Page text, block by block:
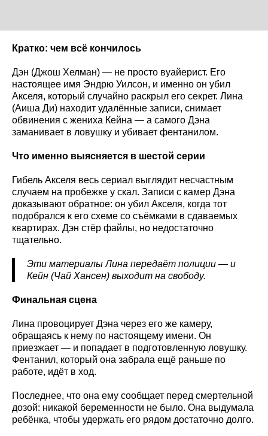
Кратко: чем всё кончилось
Дэн (Джош Хелман) — не просто вуайерист. Его
настоящее имя Эндрю Уилсон, и именно он убил
Акселя, который случайно раскрыл его секрет. Лина
(Аиша Ди) находит удалённые записи, снимает
обвинения с жениха Кейна — а самого Дэна
заманивает в ловушку и убивает фентанилом.
Что именно выясняется в шестой серии
Гибель Акселя весь сериал выглядит несчастным
случаем на пробежке у скал. Записи с камер Дэна
доказывают обратное: он убил Акселя, когда тот
подобрался к его схеме со съёмками в сдаваемых
квартирах. Дэн стёр файлы, но недостаточно
тщательно.
Эти материалы Лина передаёт полиции — и
Кейн (Чай Хансен) выходит на свободу.
Финальная сцена
Лина провоцирует Дэна через его же камеру,
обращаясь к нему по настоящему имени. Он
приезжает — и попадает в подготовленную ловушку.
Фентанил, который она забрала ещё раньше по
работе, идёт в ход.
Последнее, что она ему сообщает перед смертельной
дозой: никакой беременности не было. Она выдумала
ребёнка, чтобы удержать его рядом достаточно долго.